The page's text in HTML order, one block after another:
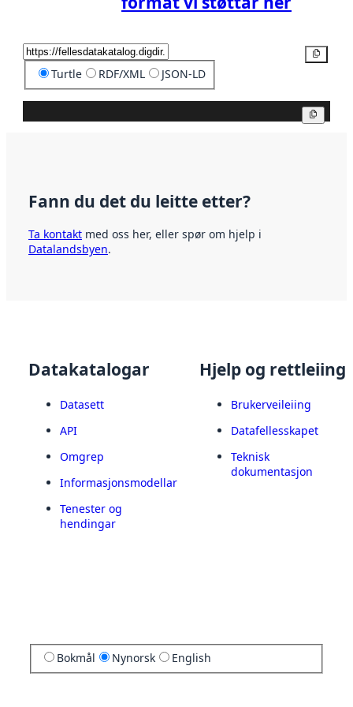
Turtle RDF/XML JSON-LD
Fann du det du leitte etter?
Ta kontakt med oss her, eller spør om hjelp i
Datalandsbyen.
Datakatalogar
Datasett
API
Omgrep
Informasjonsmodellar
Tenester og
hendingar
Hjelp og rettleiing
Brukerveileiing
Datafellesskapet
Teknisk
dokumentasjon
Bokmål Nynorsk English